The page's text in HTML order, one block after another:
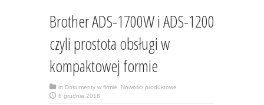
Brother ADS-1700W i ADS-1200
czyli prostota obsługi w
kompaktowej formie
in Dokumenty w firmie, Nowości produktowe
6 grudnia 2018